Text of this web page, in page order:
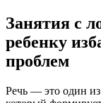
Занятия с
ребенку
проблем
Речь — это один